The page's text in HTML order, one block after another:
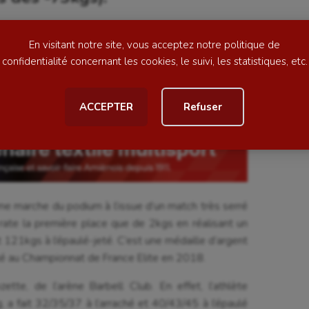
En visitant notre site, vous acceptez notre politique de
confidentialité concernant les cookies, le suivi, les statistiques, etc.
ACCEPTER Refuser
Olympiques et Paralympiques
Natation artistique
Outdoor
Parkour
Pétanque
Plongée
Roller-derby
et qui s’est classée 3
de sa catégorie en
jeté. Elle a réalisé un total de 76kgs mais
Jeanne est une athlète prometteuse qui revient
alors qu’elle n’est que dans sa première
marche du podium à l’issue d’un match très serré
la première place que de 2kgs en réalisant un
à l’épaulé-jeté. C’est une médaille d’argent
Championnat de France Elite en 2018.
de l’arène Barbell Club. En effet, l’athlète
a fait 32/35/37 à l’arraché et 40/43/45 à l’épaulé